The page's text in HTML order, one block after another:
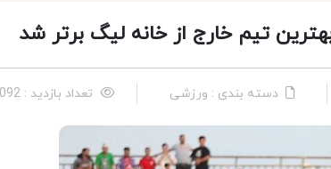
تیم خارج از خانه لیگ برتر شد
دسته بندی : ورزشی تعداد بازدید : 1,092 نفر